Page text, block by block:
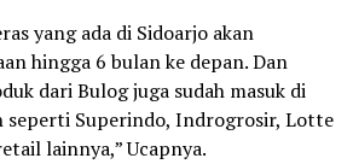
yang ada di Sidoarjo akan
hingga 6 bulan ke depan. Dan
dari Bulog juga sudah masuk di
seperti Superindo, Indrogrosir, Lotte
lainnya,” Ucapnya.